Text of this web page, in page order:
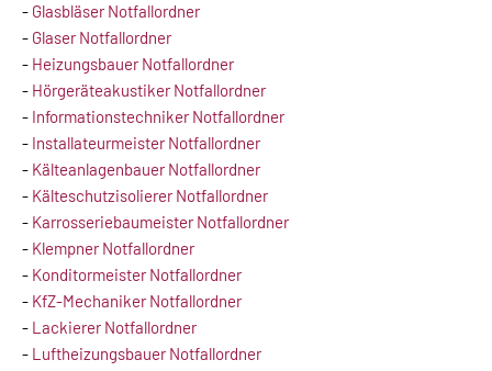
- Glasbläser Notfallordner
- Glaser Notfallordner
- Heizungsbauer Notfallordner
- Hörgeräteakustiker Notfallordner
- Informationstechniker Notfallordner
- Installateurmeister Notfallordner
- Kälteanlagenbauer Notfallordner
- Kälteschutzisolierer Notfallordner
- Karrosseriebaumeister Notfallordner
- Klempner Notfallordner
- Konditormeister Notfallordner
- KfZ-Mechaniker Notfallordner
- Lackierer Notfallordner
- Luftheizungsbauer Notfallordner